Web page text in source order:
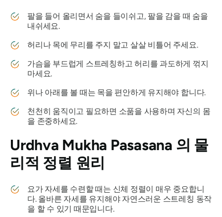
팔을 들어 올리면서 숨을 들이쉬고, 팔을 감을 때 숨을
내쉬세요.
허리나 목에 무리를 주지 말고 살살 비틀어 주세요.
가슴을 부드럽게 스트레칭하고 허리를 과도하게 꺾지
마세요.
위나 아래를 볼 때는 목을 편안하게 유지해야 합니다.
천천히 움직이고 필요하면 소품을 사용하며 자신의 몸
을 존중하세요.
Urdhva Mukha Pasasana 의 물
리적 정렬 원리
요가 자세를 수련할 때는 신체 정렬이 매우 중요합니
다. 올바른 자세를 유지해야 자연스러운 스트레칭 동작
을 할 수 있기 때문입니다.